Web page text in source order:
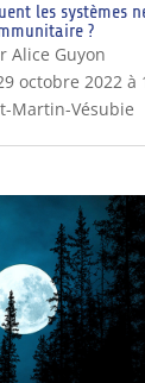
les systèmes
?
Alice Guyon
octobre 2022 à
Martin-Vésubie